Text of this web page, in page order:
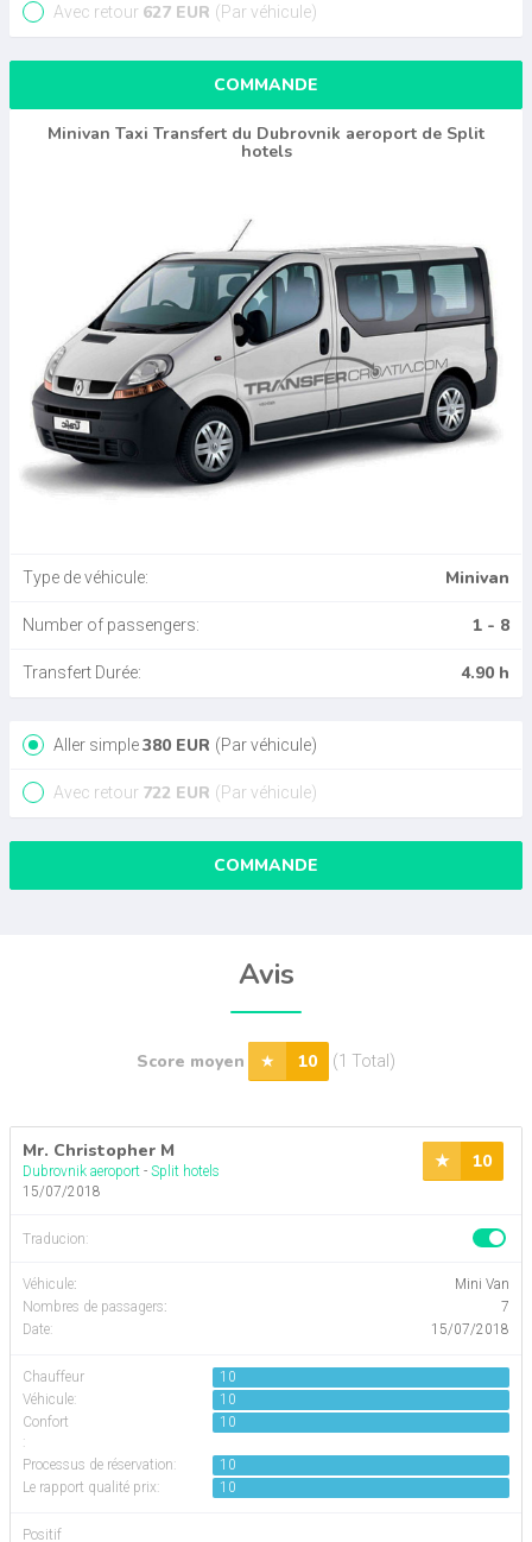
Avec retour 627 EUR (Par véhicule)
COMMANDE
Minivan Taxi Transfert du Dubrovnik aeroport de Split
hotels
Type de véhicule: Minivan
Number of passengers: 1 - 8
Transfert Durée: 4.90 h
Aller simple380 EUR (Par véhicule)
Avec retour 722 EUR (Par véhicule)
COMMANDE
Avis
Score moyen 10 (1 Total)
Mr. Christopher M
Dubrovnik aeroport - Split hotels
15/07/2018
Traducion:
Véhicule:
Mini Van
Nombres de passagers:
7
Date:
15/07/2018
Chauffeur
10
Véhicule:
10
Confort
:
10
Processus de réservation:
10
Le rapport qualité prix:
10
Positif
10